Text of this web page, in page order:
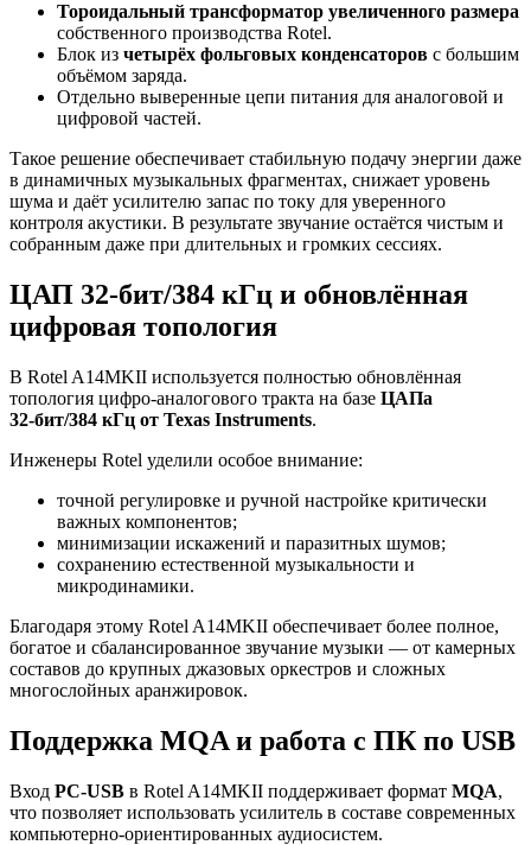
Тороидальный трансформатор увеличенного размера
собственного производства Rotel.
Блок из четырёх фольговых конденсаторов с большим
объёмом заряда.
Отдельно выверенные цепи питания для аналоговой и
цифровой частей.
Такое решение обеспечивает стабильную подачу энергии даже
в динамичных музыкальных фрагментах, снижает уровень
шума и даёт усилителю запас по току для уверенного
контроля акустики. В результате звучание остаётся чистым и
собранным даже при длительных и громких сессиях.
ЦАП 32‑бит/384 кГц и обновлённая
цифровая топология
В Rotel A14MKII используется полностью обновлённая
топология цифро-аналогового тракта на базе ЦАПа
32‑бит/384 кГц от Texas Instruments.
Инженеры Rotel уделили особое внимание:
точной регулировке и ручной настройке критически
важных компонентов;
минимизации искажений и паразитных шумов;
сохранению естественной музыкальности и
микродинамики.
Благодаря этому Rotel A14MKII обеспечивает более полное,
богатое и сбалансированное звучание музыки — от камерных
составов до крупных джазовых оркестров и сложных
многослойных аранжировок.
Поддержка MQA и работа с ПК по USB
Вход PC‑USB в Rotel A14MKII поддерживает формат MQA,
что позволяет использовать усилитель в составе современных
компьютерно-ориентированных аудиосистем.